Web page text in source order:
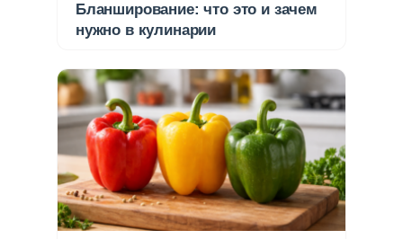
Бланширование: что это и зачем
нужно в кулинарии